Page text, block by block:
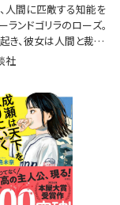
人間に匹敵する知能を
ランドゴリラのローズ。
き、彼女は人間と裁判
社